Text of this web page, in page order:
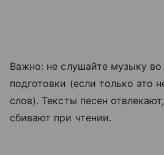
Важно: не слушайте музыку
подготовки (если только это
слов). Тексты песен
сбивают при чтении.